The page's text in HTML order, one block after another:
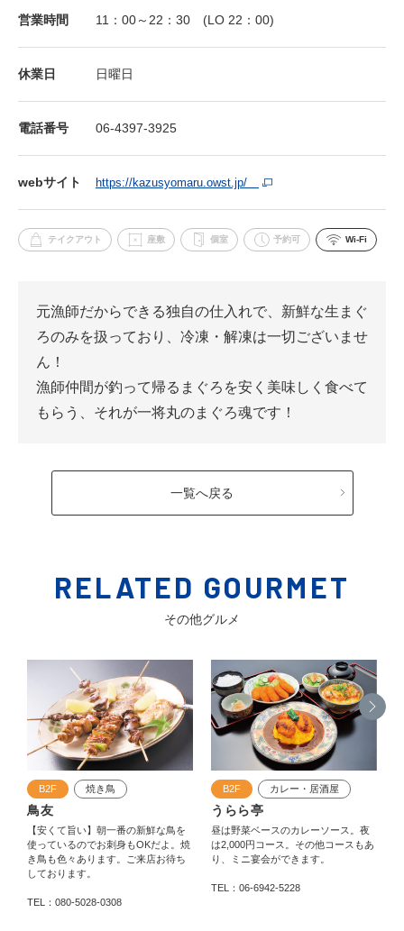
営業時間 11：00～22：30 (LO 22：00)
休業⽇ 日曜日
電話番号 06-4397-3925
webサイト https://kazusyomaru.owst.jp/
テイクアウト 座敷 個室 予約可 Wi-Fi
元漁師だからできる独自の仕入れで、新鮮な生まぐ
ろのみを扱っており、冷凍・解凍は一切ございませ
ん！
漁師仲間が釣って帰るまぐろを安く美味しく食べて
もらう、それが一将丸のまぐろ魂です！
一覧へ戻る
RELATED GOURMET
その他グルメ
B2F 焼き鳥
鳥友
【安くて旨い】朝一番の新鮮な鳥を
使っているのでお刺身もOKだよ。焼
き鳥も色々あります。ご来店お待ち
しております。
TEL：080-5028-0308
B2F カレー・居酒屋
うらら亭
昼は野菜ベースのカレーソース。夜
は2,000円コース。その他コースもあ
り、ミニ宴会ができます。
TEL：06-6942-5228